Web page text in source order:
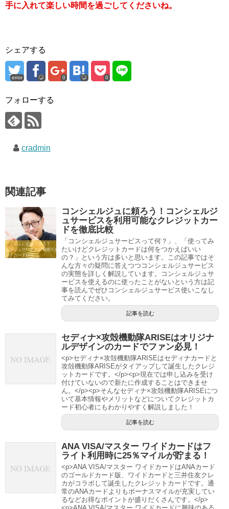
手に入れて楽しい時間を過ごしてくださいね。
シェアする
error 0 0
フォローする
cradmin
関連記事
コンシェルジュに頼ろう！コンシェルジ
ュサービスを利用可能なクレジットカー
ドを徹底比較
「コンシェルジュサービスって何？」、「使ってみ
たいけどクレジットカードは何をつかえばいい
の？」という方は多いと思います。この記事ではそ
んな方々の疑問に答えつつコンシェルジュサービス
の実態を詳しく解説しています。コンシェルジュサ
ービスを使えるのに使ったことがないという方は記
事を読んでぜひコンシェルジュサービス使いこなし
てみてください。
記事を読む
セディナ×攻殻機動隊ARISEはオリジナ
ルデザインのカードでファン必見！
<p>セディナ×攻殻機動隊ARISEはセディナカードと
攻殻機動隊ARISEがタイアップして誕生したクレジ
ットカードです。</p><p>現在では申し込みを受け
付けていないので新たに作成することはできませ
ん。</p><p>そんなセディナ×攻殻機動隊ARISEにつ
いて基本情報やメリットなどについてクレジットカ
ード初心者にもわかりやすく解説しました！
記事を読む
ANA VISA/マスター ワイドカードはフ
ライト利用時に25％マイルが貯まる！
<p>ANA VISA/マスター ワイドカードはANAカード
のゴールドカード版、ワイドカードと三井住友クレ
カがコラボして誕生したクレジットカードです。通
常のANAカードよりもボーナスマイルが充実してい
るなどお得なポイントが盛りだくさんです。</p>
<p>ANA VISA/マスター ワイドカードに興味のある